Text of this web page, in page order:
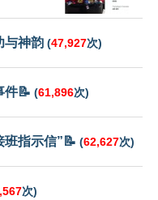
与神韵 (47,927次)
件📝 (61,896次)
班指示信”📝 (62,627次)
次)